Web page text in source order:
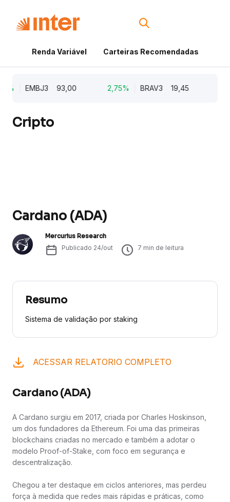
Renda Variável Carteiras Recomendadas
EMBJ3 93,00 2,75% BRAV3 19,45
Cripto
Cardano (ADA)
Mercurius Research
Publicado 24/out 7 min de leitura
Resumo
Sistema de validação por staking
ACESSAR RELATORIO COMPLETO
Cardano (ADA)
A Cardano surgiu em 2017, criada por Charles Hoskinson,
um dos fundadores da Ethereum. Foi uma das primeiras
blockchains criadas no mercado e também a adotar o
modelo Proof-of-Stake, com foco em segurança e
descentralização.
Chegou a ter destaque em ciclos anteriores, mas perdeu
força à medida que redes mais rápidas e práticas, como